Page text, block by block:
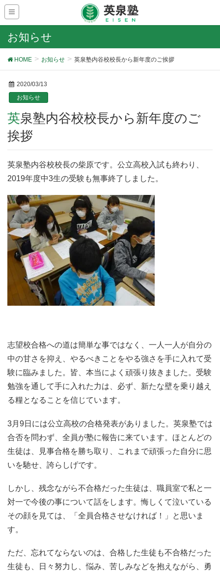
お知らせ
HOME お知らせ 英泉塾内谷校校長から新年度のご挨拶
2020/03/13
お知らせ
英泉塾内谷校校長から新年度のご
挨拶
英泉塾内谷校校長の柴原です。公立高校入試も終わり、
2019年度中3生の受験も無事終了しました。
志望校合格への道は簡単な事ではなく、一人一人が自分の
中の甘さを抑え、やるべきことをやる強さを手に入れて受
験に臨みました。皆、本当によく頑張り抜きました。受験
勉強を通して手に入れた力は、必ず、新たな壁を乗り越え
る糧となることを信じています。
3月9日には公立高校の合格発表がありました。英泉塾では
合否を問わず、全員が塾に報告に来ています。ほとんどの
生徒は、見事合格を勝ち取り、これまで頑張った自分に思
いを馳せ、誇らしげです。
しかし、残念ながら不合格だった生徒は、職員室で私と一
対一で今後の事について話をします。悔しくて泣いている
その顔を見ては、「全員合格させなければ！」と思いま
す。
ただ、忘れてならないのは、合格した生徒も不合格だった
生徒も、日々努力し、悩み、苦しみなどを抱えながら、勇